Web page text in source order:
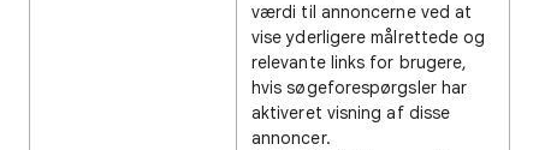
værdi til annoncerne ved at
vise yderligere målrettede og
relevante links for brugere,
hvis søgeforespørgsler har
aktiveret visning af disse
annoncer.